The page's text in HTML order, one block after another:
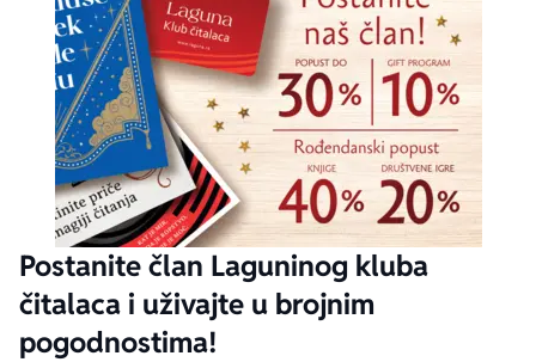
Postanite član Laguninog kluba
čitalaca i uživajte u brojnim
pogodnostima!